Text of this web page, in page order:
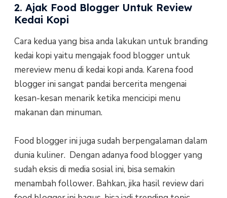
2. Ajak Food Blogger Untuk Review
Kedai Kopi
Cara kedua yang bisa anda lakukan untuk branding
kedai kopi yaitu mengajak food blogger untuk
mereview menu di kedai kopi anda. Karena food
blogger ini sangat pandai bercerita mengenai
kesan-kesan menarik ketika mencicipi menu
makanan dan minuman.
Food blogger ini juga sudah berpengalaman dalam
dunia kuliner. Dengan adanya food blogger yang
sudah eksis di media sosial ini, bisa semakin
menambah follower. Bahkan, jika hasil review dari